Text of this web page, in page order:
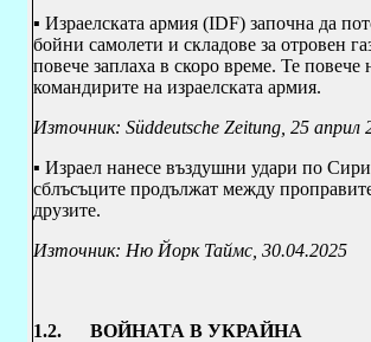
▪ Израелската армия (IDF) започна да
бойни самолети и складове за отровен
повече заплаха в скоро време. Те повече
командирите на израелската армия.
Източник: Süddeutsche Zeitung , 25 април
▪ Израел нанесе въздушни удари по
сблъсъците продължат между
друзите.
Източник: Ню Йорк Таймс, 30.04.2025
1.2.
ВОЙНАТА В УКРАЙНА